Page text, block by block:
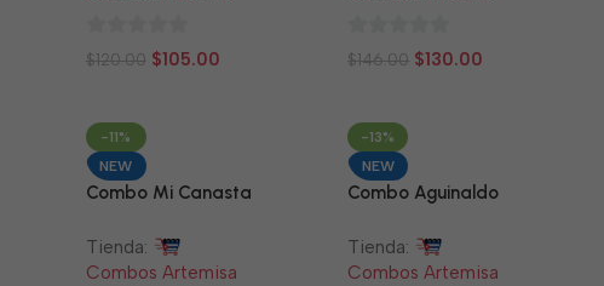
0
$120.00 $105.00
0
$146.00 $130.00
-11%
NEW
Combo Mi Canasta
Tienda:
Combos Artemisa
-13%
NEW
Combo Aguinaldo
Tienda:
Combos Artemisa